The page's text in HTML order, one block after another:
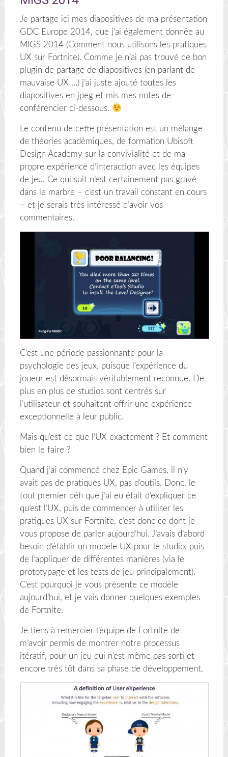
Je partage ici mes diapositives de ma présentation
GDC Europe 2014, que j’ai également donnée au
MIGS 2014 (Comment nous utilisons les pratiques
UX sur Fortnite). Comme je n’ai pas trouvé de bon
plugin de partage de diapositives (en parlant de
mauvaise UX …) j’ai juste ajouté toutes les
diapositives en jpeg et mis mes notes de
conférencier ci-dessous.
Le contenu de cette présentation est un mélange
de théories académiques, de formation Ubisoft
Design Academy sur la convivialité et de ma
propre expérience d’interaction avec les équipes
de jeu. Ce qui suit n’est certainement pas gravé
dans le marbre – c’est un travail constant en cours
– et je serais très intéressé d’avoir vos
commentaires.
C’est une période passionnante pour la
psychologie des jeux, puisque l’expérience du
joueur est désormais véritablement reconnue. De
plus en plus de studios sont centrés sur
l’utilisateur et souhaitent offrir une expérience
exceptionnelle à leur public.
Mais qu’est-ce que l’UX exactement ? Et comment
bien le faire ?
Quand j’ai commencé chez Epic Games, il n’y
avait pas de pratiques UX, pas d’outils. Donc, le
tout premier défi que j’ai eu était d’expliquer ce
qu’est l’UX, puis de commencer à utiliser les
pratiques UX sur Fortnite, c’est donc ce dont je
vous propose de parler aujourd’hui. J’avais d’abord
besoin d’établir un modèle UX pour le studio, puis
de l’appliquer de différentes manières (via le
prototypage et les tests de jeu principalement).
C’est pourquoi je vous présente ce modèle
aujourd’hui, et je vais donner quelques exemples
de Fortnite.
Je tiens à remercier l’équipe de Fortnite de
m’avoir permis de montrer notre processus
itératif, pour un jeu qui n’est même pas sorti et
encore très tôt dans sa phase de développement.